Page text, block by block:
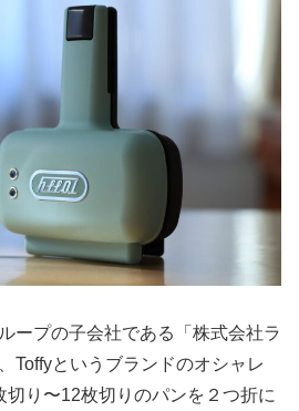
ープの子会社である「株式会社ラ
Toffyというブランドのオシャレ
り〜12枚切りのパンを２つ折に